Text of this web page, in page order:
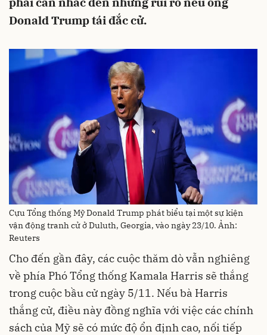
Donald Trump tái đắc cử.
Cựu Tổng thống Mỹ Donald Trump phát biểu tại một sự kiện
vận động tranh cử ở Duluth, Georgia, vào ngày 23/10. Ảnh:
Reuters
Cho đến gần đây, các cuộc thăm dò vẫn nghiêng
về phía Phó Tổng thống Kamala Harris sẽ thắng
trong cuộc bầu cử ngày 5/11. Nếu bà Harris
thắng cử, điều này đồng nghĩa với việc các chính
sách của Mỹ sẽ có mức độ ổn định cao, nối tiếp
Hủy